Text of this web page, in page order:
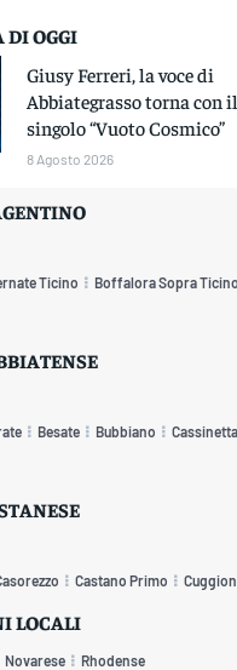
DI OGGI
Giusy Ferreri, la voce di
Abbiategrasso torna con
singolo “Vuoto Cosmico”
8 Agosto 2026
Ticino Boffalora Sopra Ticino
Besate Bubbiano
Castano Primo
LOCALI
Novarese Rhodense